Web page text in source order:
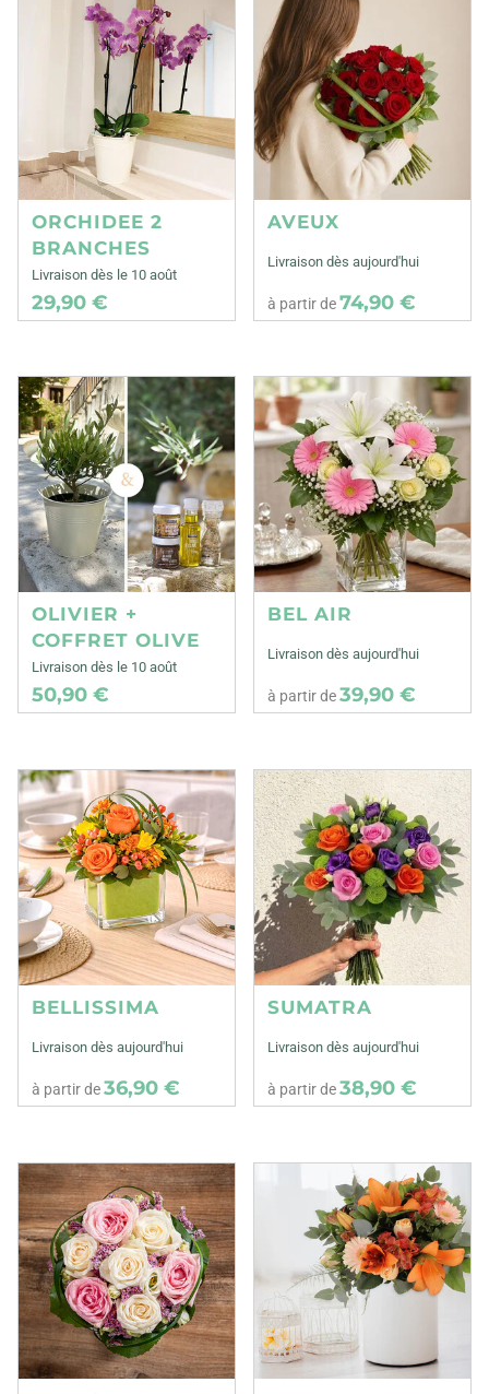
ORCHIDEE 2
BRANCHES
Livraison dès le 10 août
29,90 €
AVEUX
Livraison dès aujourd'hui
à partir de74,90 €
OLIVIER +
COFFRET OLIVE
Livraison dès le 10 août
50,90 €
BEL AIR
Livraison dès aujourd'hui
à partir de39,90 €
BELLISSIMA
Livraison dès aujourd'hui
à partir de36,90 €
SUMATRA
Livraison dès aujourd'hui
à partir de38,90 €